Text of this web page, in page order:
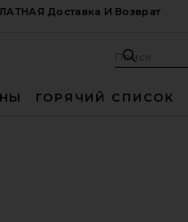
Доставка И Возврат
Поиск
ГОРЯЧИЙ СПИСОК